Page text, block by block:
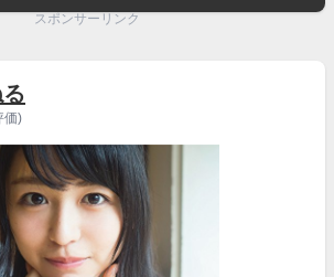
スポンサーリンク
価)